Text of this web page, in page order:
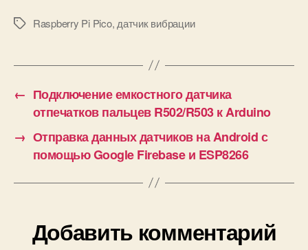
Raspberry Pi
М
к
Raspberry Pi Pico, датчик вибрации
← Подключение емкостного датчика
отпечатков пальцев R502/R503 к Arduino
→ Отправка данных датчиков на Android с
помощью Google Firebase и ESP8266
Добавить комментарий